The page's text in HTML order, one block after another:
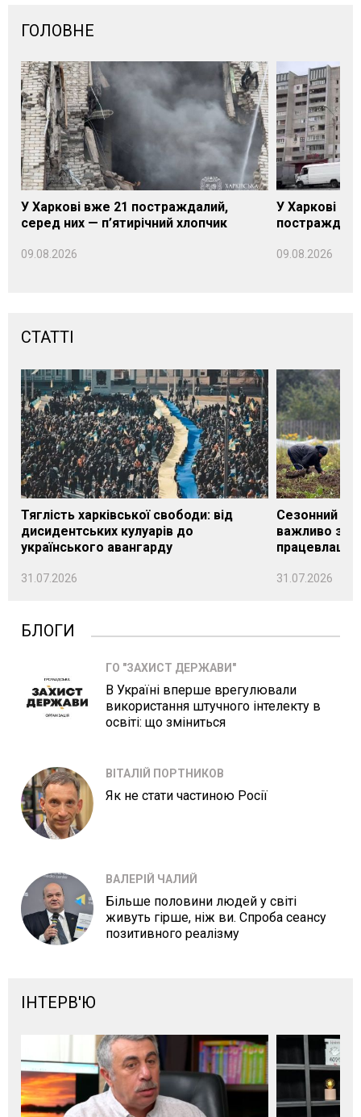
ГОЛОВНЕ
У Харкові вже 21 постраждалий,
серед них — п’ятирічний хлопчик
09.08.2026
У Харкові
09.08.2026
СТАТТІ
Тяглість харківської свободи: від
дисидентських кулуарів до
українського авангарду
31.07.2026
Сезонний
важливо
31.07.2026
БЛОГИ
ГО "ЗАХИСТ ДЕРЖАВИ"
В Україні вперше врегулювали
використання штучного інтелекту в
освіті: що зміниться
ВІТАЛІЙ ПОРТНИКОВ
Як не стати частиною Росії
ВАЛЕРІЙ ЧАЛИЙ
Більше половини людей у світі
живуть гірше, ніж ви. Спроба сеансу
позитивного реалізму
ІНТЕРВ'Ю